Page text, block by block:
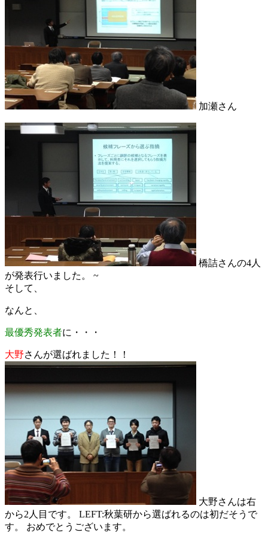
加瀬さん
橋詰さんの4人
が発表行いました。 ~
そして、
なんと、
最優秀発表者に・・・
大野さんが選ばれました！！
大野さんは右
から2人目です。 LEFT:秋葉研から選ばれるのは初だそうで
す。 おめでとうございます。